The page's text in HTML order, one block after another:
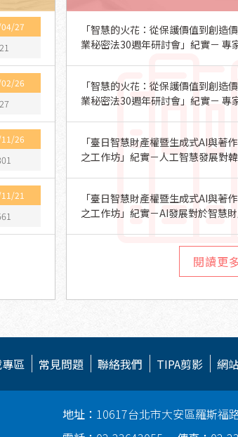
27
26
26
21
「智慧的火花：從保護價值到創造
業秘密法30週年研討會」紀實－ 專
「智慧的火花：從保護價值到創造
業秘密法30週年研討會」紀實－ 專
「臺日智慧財產權暨生成式AI與著
之工作坊」紀實－人工智慧發展對
「臺日智慧財產權暨生成式AI與著
之工作坊」紀實－AI發展對於智慧
閱讀更
區 常見問題 聯絡我們 TIPA剪影 網
地址： 10617台北市大安區羅斯福